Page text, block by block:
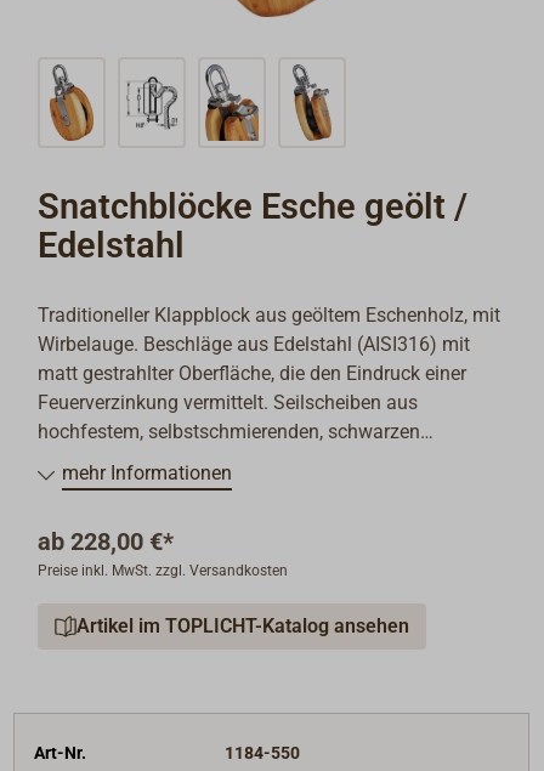
Snatchblöcke Esche geölt /
Edelstahl
Traditioneller Klappblock aus geöltem Eschenholz, mit
Wirbelauge. Beschläge aus Edelstahl (AISI316) mit
matt gestrahlter Oberfläche, die den Eindruck einer
Feuerverzinkung vermittelt. Seilscheiben aus
hochfestem, selbstschmierenden, schwarzen
ERTACETAL-Kunststoff.
Die verleimten und verschraubten Holzgehäuse sind in
jedem Öl- und 1K-Lacksystem weiterbehandelt werden.
Die Nutzlast (Arbeitslast) entspricht max 1/4 der
mehr Informationen
ab 228,00 €*
Preise inkl. MwSt. zzgl. Versandkosten
Artikel im TOPLICHT-Katalog ansehen
Art-Nr.
1184-550